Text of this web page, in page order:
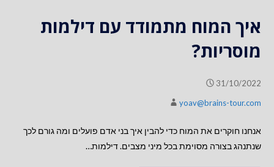
איך המוח מתמודד עם דילמות
מוסריות?
31/10/2022
yoav@brains-tour.com
אנחנו חוקרים את המוח כדי להבין איך בני אדם פועלים ומה גורם לכך
שנתנהג בצורה מסוימת בכל מיני מצבים. דילמות…